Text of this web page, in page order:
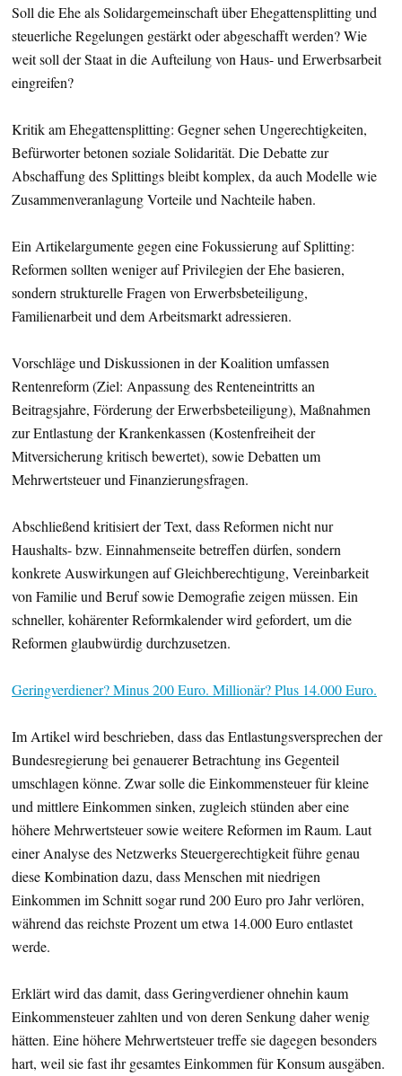
Soll die Ehe als Solidargemeinschaft über Ehegattensplitting und
steuerliche Regelungen gestärkt oder abgeschafft werden? Wie
weit soll der Staat in die Aufteilung von Haus- und Erwerbsarbeit
eingreifen?
Kritik am Ehegattensplitting: Gegner sehen Ungerechtigkeiten,
Befürworter betonen soziale Solidarität. Die Debatte zur
Abschaffung des Splittings bleibt komplex, da auch Modelle wie
Zusammenveranlagung Vorteile und Nachteile haben.
Ein Artikelargumente gegen eine Fokussierung auf Splitting:
Reformen sollten weniger auf Privilegien der Ehe basieren,
sondern strukturelle Fragen von Erwerbsbeteiligung,
Familienarbeit und dem Arbeitsmarkt adressieren.
Vorschläge und Diskussionen in der Koalition umfassen
Rentenreform (Ziel: Anpassung des Renteneintritts an
Beitragsjahre, Förderung der Erwerbsbeteiligung), Maßnahmen
zur Entlastung der Krankenkassen (Kostenfreiheit der
Mitversicherung kritisch bewertet), sowie Debatten um
Mehrwertsteuer und Finanzierungsfragen.
Abschließend kritisiert der Text, dass Reformen nicht nur
Haushalts- bzw. Einnahmenseite betreffen dürfen, sondern
konkrete Auswirkungen auf Gleichberechtigung, Vereinbarkeit
von Familie und Beruf sowie Demografie zeigen müssen. Ein
schneller, kohärenter Reformkalender wird gefordert, um die
Reformen glaubwürdig durchzusetzen.
Geringverdiener? Minus 200 Euro. Millionär? Plus 14.000 Euro.
Im Artikel wird beschrieben, dass das Entlastungsversprechen der
Bundesregierung bei genauerer Betrachtung ins Gegenteil
umschlagen könne. Zwar solle die Einkommensteuer für kleine
und mittlere Einkommen sinken, zugleich stünden aber eine
höhere Mehrwertsteuer sowie weitere Reformen im Raum. Laut
einer Analyse des Netzwerks Steuergerechtigkeit führe genau
diese Kombination dazu, dass Menschen mit niedrigen
Einkommen im Schnitt sogar rund 200 Euro pro Jahr verlören,
während das reichste Prozent um etwa 14.000 Euro entlastet
werde.
Erklärt wird das damit, dass Geringverdiener ohnehin kaum
Einkommensteuer zahlten und von deren Senkung daher wenig
hätten. Eine höhere Mehrwertsteuer treffe sie dagegen besonders
hart, weil sie fast ihr gesamtes Einkommen für Konsum ausgäben.